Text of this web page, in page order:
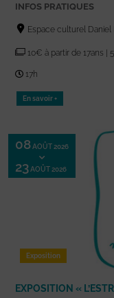
INFOS PRATIQUES
Espace culturel Daniel
10€ à partir de 17ans |
17h
En savoir +
08 AOÛT 2026
23 AOÛT 2026
Exposition
EXPOSITION «